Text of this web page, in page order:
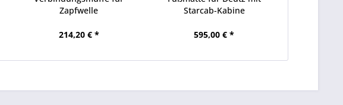
Zapfwelle
214,20 € *
Starcab-Kabine
595,00 € *